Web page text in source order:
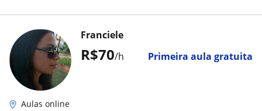
R$70/h Primeira aula gratuita
Franciele
Aulas online